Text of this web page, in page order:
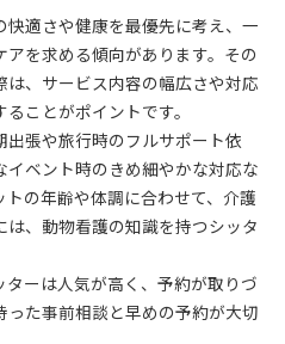
適さや健康を最優先に考え、一
を求める傾向があります。その
、サービス内容の幅広さや対応
ことがポイントです。
張や旅行時のフルサポート依
ベント時のきめ細やかな対応な
の年齢や体調に合わせて、介護
、動物看護の知識を持つシッタ
ーは人気が高く、予約が取りづ
った事前相談と早めの予約が大切